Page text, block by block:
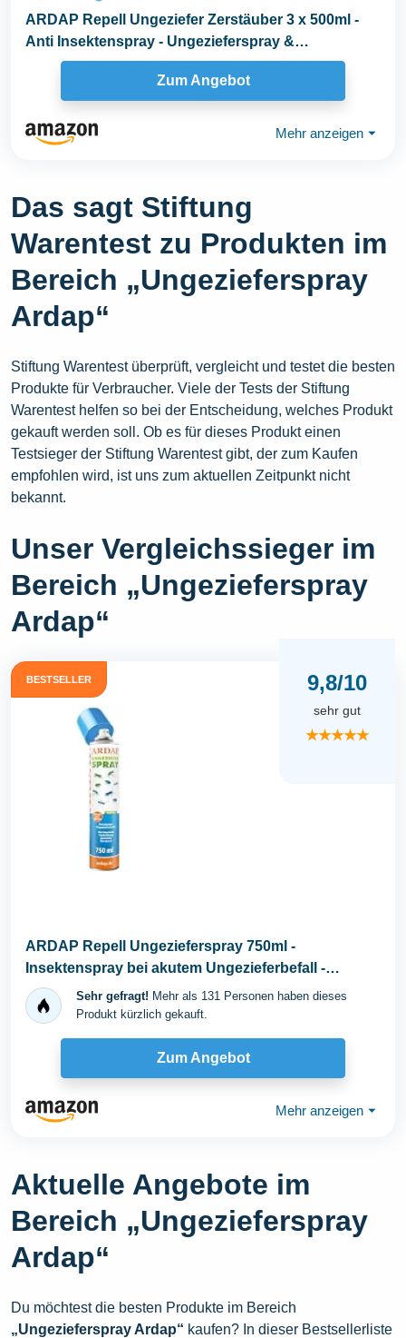
ARDAP Repell Ungeziefer Zerstäuber 3 x 500ml -
Anti Insektenspray - Ungezieferspray &
Fliegenspray...
Zum Angebot
Mehr anzeigen ⏷
Das sagt Stiftung
Warentest zu Produkten im
Bereich „Ungezieferspray
Ardap“
Stiftung Warentest überprüft, vergleicht und testet die besten
Produkte für Verbraucher. Viele der Tests der Stiftung
Warentest helfen so bei der Entscheidung, welches Produkt
gekauft werden soll. Ob es für dieses Produkt einen
Testsieger der Stiftung Warentest gibt, der zum Kaufen
empfohlen wird, ist uns zum aktuellen Zeitpunkt nicht
bekannt.
Unser Vergleichssieger im
Bereich „Ungezieferspray
Ardap“
BESTSELLER 9,8/10
sehr gut
★★★★★
ARDAP Repell Ungezieferspray 750ml -
Insektenspray bei akutem Ungezieferbefall -
Abwehrend bei...
Sehr gefragt! Mehr als 131 Personen haben dieses
Produkt kürzlich gekauft.
Zum Angebot
Mehr anzeigen ⏷
Aktuelle Angebote im
Bereich „Ungezieferspray
Ardap“
Du möchtest die besten Produkte im Bereich
„Ungezieferspray Ardap“ kaufen? In dieser Bestsellerliste